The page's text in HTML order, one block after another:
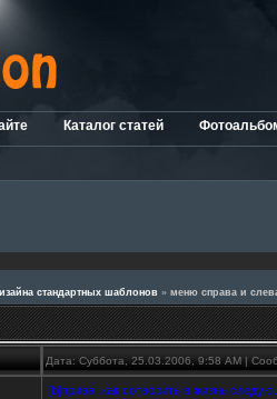
Каталог статей
стандартных шаблонов » меню справа и
Дата: Суббота, 25.03.2006, 9:58 AM |
[b]прива! как сотворить в жизнь